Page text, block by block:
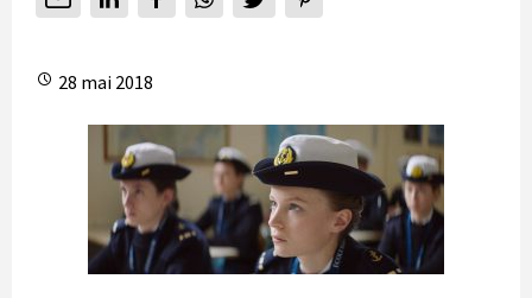
28 mai 2018